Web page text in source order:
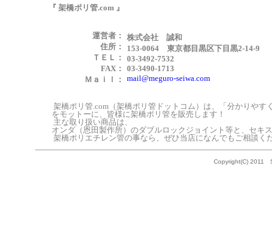
『 架橋ポリ管.com 』
運営者：
住所：
ＴＥＬ：
FAX：
Ｍａｉｌ：
株式会社 誠和
153-0064 東京都目黒区下目黒2-14-9
03-3492-7532
03-3490-1713
mail@meguro-seiwa.com
架橋ポリ管.com（架橋ポリ管ドットコム）は、「分かりやす
をモットーに、皆様に架橋ポリ管を販売します！
主な取り扱い商品は、
オンダ（恩田製作所）のダブルロックジョイント等と、セキ
架橋ポリエチレン管の事なら、ぜひ当店になんでもご相談く
Copyright(C) 2011